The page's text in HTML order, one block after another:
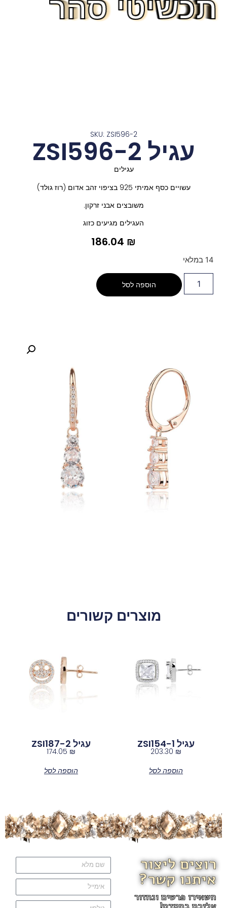
תכשיטי סהר
תכשיטי סהר
תכשיטי סהר
תכשיטי סהר
תכשיטי סהר
תכשיטי סהר
תכשיטי סהר
תכשיטי סהר
תכשיטי סהר
תכשיטי סהר
תכשיטי סהר
תכשיטי סהר
תכשיטי סהר
SKU: ZSI596-2
עגיל ZSI596-2
עגילים
עשויים כסף אמיתי 925 בציפוי זהב אדום (רוז גולד)
משובצים אבני זרקון.
העגילים מגיעים כזוג
186.04 ₪
14 במלאי
הוספה לסל
מוצרים קשורים
עגיל ZSI154-1
203.30 ₪
הוספה לסל
עגיל ZSI187-2
174.05 ₪
הוספה לסל
רוצים ליצור
איתנו קשר?
השאירו פרטים ונחזור